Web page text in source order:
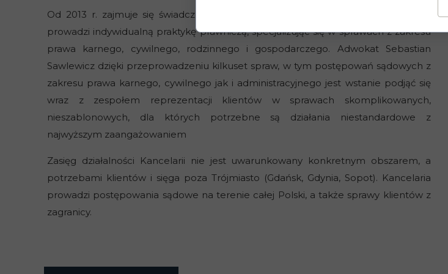
Od 2013 r. zajmuje się świadczeniem pomocy prawnej dla klientów. Od 2018 r.
prowadzi indywidualną praktykę prawniczą, specjalizując się w sprawach z zakresu
prawa karnego, cywilnego, rodzinnego i gospodarczego. Adwokat Sebastian
Sawlewicz dzięki przeprowadzeniu kilkuset spraw, w tym postępowań sądowych z
zakresu prawa karnego, cywilnego jak i administracyjnego jest wstanie podjąć się
wraz z zespołem reprezentacji klientów w sprawach skomplikowanych,
nieszablonowych, dla których potrzebne są działania niestandardowe z
najwyższym zaangażowaniem
Zasięg działalności Kancelarii nie jest uwarunkowany konkretnym obszarem, a
potrzebami klientów i sięga poza Trójmiasto (Gdańsk, Gdynia, Sopot). Kancelaria
prowadzi postępowania sądowe na terenie całej Polski, a także sprawy klientów z
zagranicy.